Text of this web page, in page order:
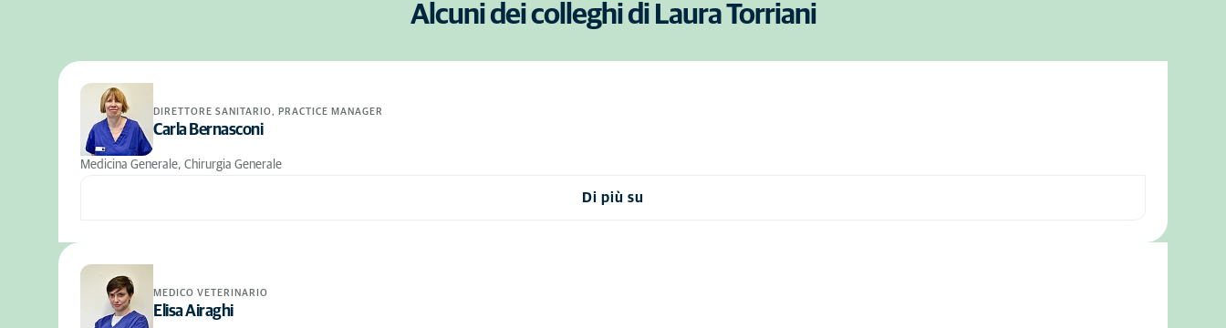
Alcuni dei colleghi di Laura Torriani
DIRETTORE SANITARIO, PRACTICE MANAGER
Carla Bernasconi
Medicina Generale, Chirurgia Generale
Di più su
MEDICO VETERINARIO
Elisa Airaghi